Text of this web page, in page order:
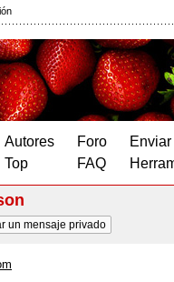
Autores
Top
Foro
FAQ
un mensaje privado